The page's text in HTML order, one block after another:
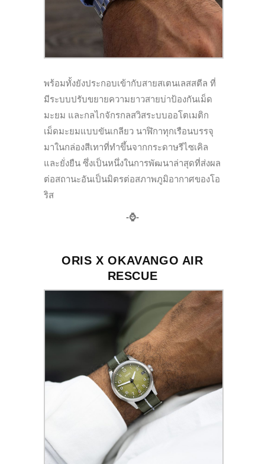
พร้อมทั้งยังประกอบเข้ากับสายสเตนเลสสตีล ที่
มีระบบปรับขยายความยาวสายบ่าป้องกันเม็ด
มะยม และกลไกจักรกลสวิสระบบออโตเมติก
เม็ดมะยมแบบขันเกลียว นาฬิกาทุกเรือนบรรจุ
มาในกล่องสีเทาที่ทำขึ้นจากกระดาษรีไซเคิล
และยั่งยืน ซึ่งเป็นหนึ่งในการพัฒนาล่าสุดที่ส่งผล
ต่อสถานะอันเป็นมิตรต่อสภาพภูมิอากาศของโอ
ริส
-⌚️-
ORIS X OKAVANGO AIR
RESCUE